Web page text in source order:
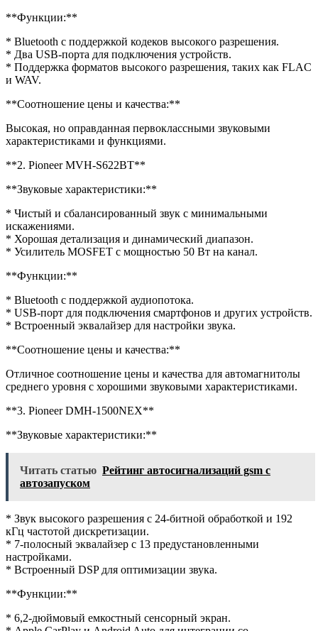
**Функции:**
* Bluetooth с поддержкой кодеков высокого разрешения.
* Два USB-порта для подключения устройств.
* Поддержка форматов высокого разрешения, таких как FLAC
и WAV.
**Соотношение цены и качества:**
Высокая, но оправданная первоклассными звуковыми
характеристиками и функциями.
**2. Pioneer MVH-S622BT**
**Звуковые характеристики:**
* Чистый и сбалансированный звук с минимальными
искажениями.
* Хорошая детализация и динамический диапазон.
* Усилитель MOSFET с мощностью 50 Вт на канал.
**Функции:**
* Bluetooth с поддержкой аудиопотока.
* USB-порт для подключения смартфонов и других устройств.
* Встроенный эквалайзер для настройки звука.
**Соотношение цены и качества:**
Отличное соотношение цены и качества для автомагнитолы
среднего уровня с хорошими звуковыми характеристиками.
**3. Pioneer DMH-1500NEX**
**Звуковые характеристики:**
Читать статью Рейтинг автосигнализаций gsm с
автозапуском
* Звук высокого разрешения с 24-битной обработкой и 192
кГц частотой дискретизации.
* 7-полосный эквалайзер с 13 предустановленными
настройками.
* Встроенный DSP для оптимизации звука.
**Функции:**
* 6,2-дюймовый емкостный сенсорный экран.